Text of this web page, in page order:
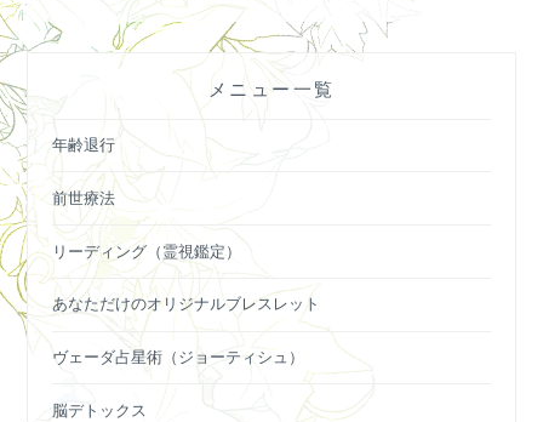
ゲ
シ
ョ
ン
メニュー一覧
年齢退行
前世療法
リーディング（霊視鑑定）
あなただけのオリジナルブレスレット
ヴェーダ占星術（ジョーティシュ）
脳デトックス